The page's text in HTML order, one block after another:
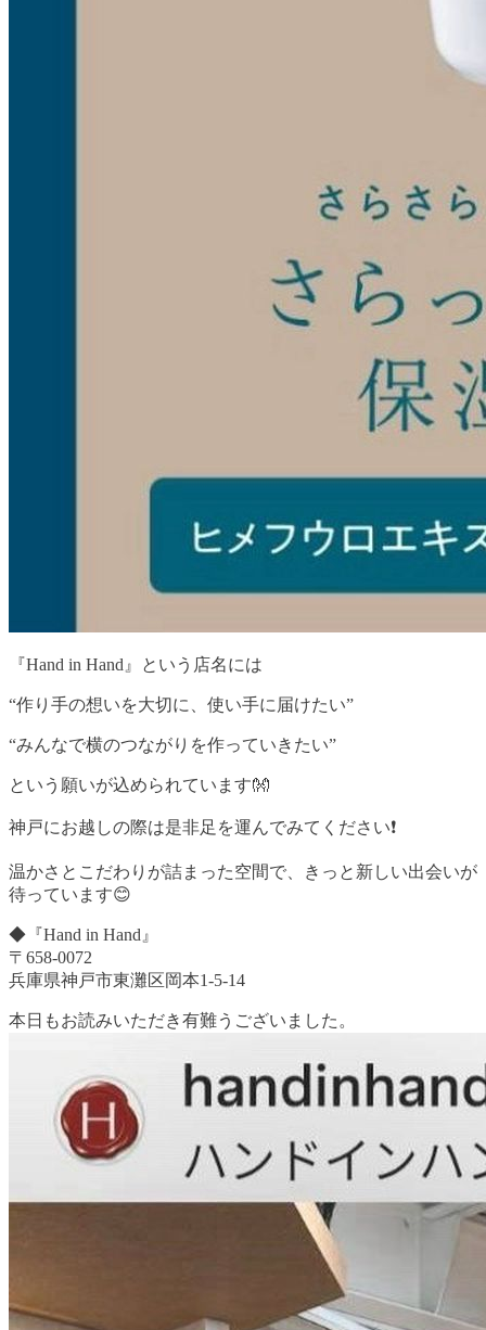
『Hand in Hand』という店名には
“作り手の想いを大切に、使い手に届けたい”
“みんなで横のつながりを作っていきたい”
という願いが込められています👐
神戸にお越しの際は是非足を運んでみてください❗️
温かさとこだわりが詰まった空間で、きっと新しい出会いが
待っています😊
◆『Hand in Hand』
〒658-0072
兵庫県神戸市東灘区岡本1-5-14
本日もお読みいただき有難うございました。